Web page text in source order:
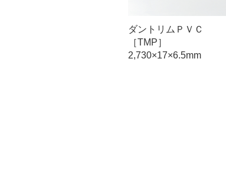
ダントリムＰＶＣ
［TMP］
2,730×17×6.5mm